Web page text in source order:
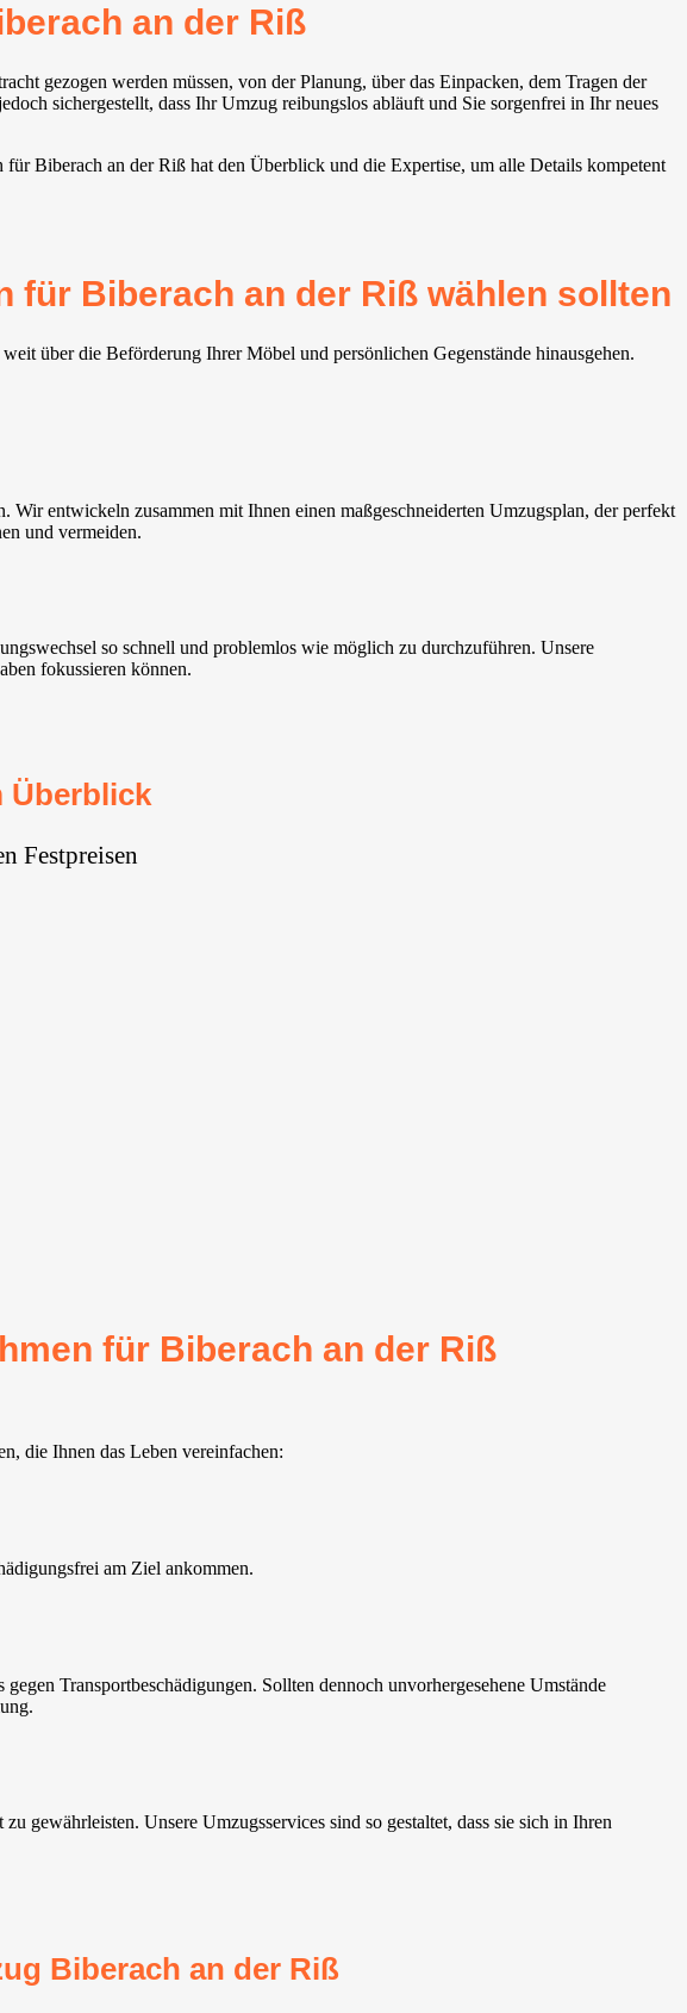
an der Riß
gezogen werden müssen, von der Planung, über das Einpacken, dem Tragen der
sichergestellt, dass Ihr Umzug reibungslos abläuft und Sie sorgenfrei in Ihr neues
Biberach an der Riß hat den Überblick und die Expertise, um alle Details kompetent
für Biberach an der Riß wählen sollten
über die Beförderung Ihrer Möbel und persönlichen Gegenstände hinausgehen.
entwickeln zusammen mit Ihnen einen maßgeschneiderten Umzugsplan, der perfekt
und vermeiden.
so schnell und problemlos wie möglich zu durchzuführen. Unsere
fokussieren können.
Überblick
Festpreisen
für Biberach an der Riß
die Ihnen das Leben vereinfachen:
am Ziel ankommen.
Transportbeschädigungen. Sollten dennoch unvorhergesehene Umstände
gewährleisten. Unsere Umzugsservices sind so gestaltet, dass sie sich in Ihren
Biberach an der Riß